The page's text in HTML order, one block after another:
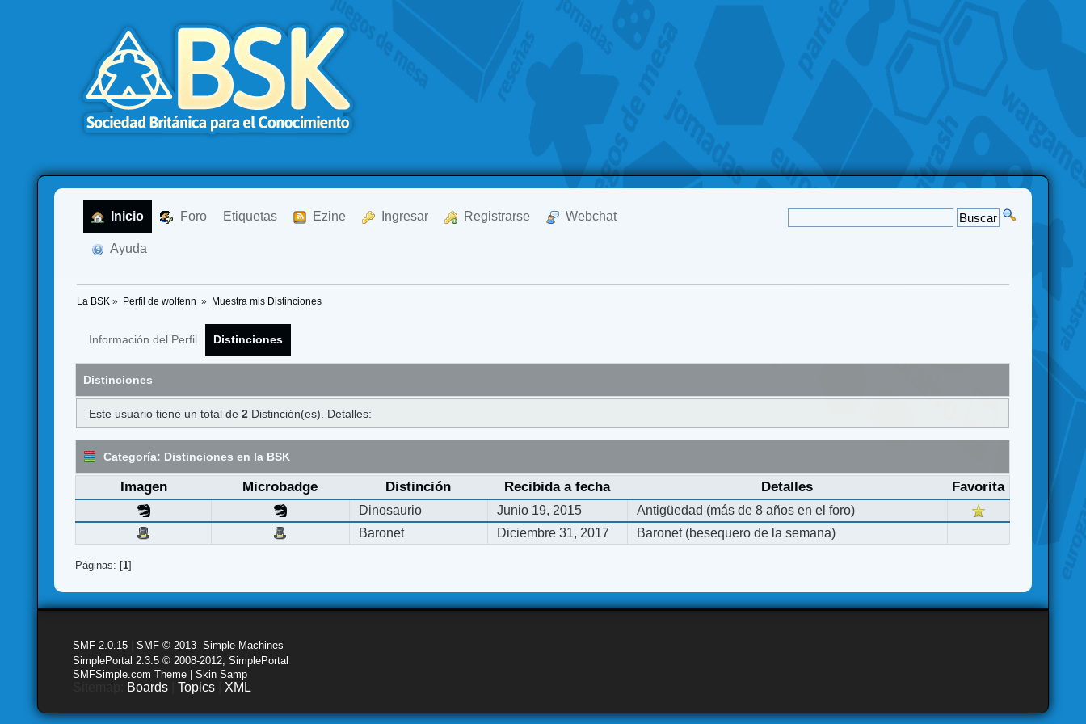
Inicio Foro Etiquetas Ezine Ingresar Registrarse Webchat
Ayuda
La BSK » Perfil de wolfenn » Muestra mis Distinciones
Información del Perfil Distinciones
Distinciones
Este usuario tiene un total de 2Distinción(es). Detalles:
Categoría: Distinciones en la BSK
Imagen Microbadge Distinción Recibida a fecha Detalles Favorita
Dinosaurio Junio 19, 2015
Antigüedad (más de 8 años en el foro)
Baronet
Diciembre 31, 2017 Baronet (besequero de la semana)
Páginas: [1]
SMF 2.0.15 |SMF © 2013 ,Simple Machines
SimplePortal 2.3.5 © 2008-2012, SimplePortal
SMFSimple.com Theme | Skin Samp
Boards |Topics XML